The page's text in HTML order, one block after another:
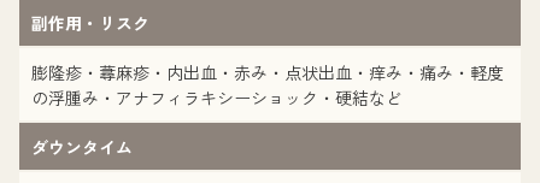
副作用・リスク
膨隆疹・蕁麻疹・内出血・赤み・点状出血・痒み・痛み・軽度
の浮腫み・アナフィラキシーショック・硬結など
ダウンタイム